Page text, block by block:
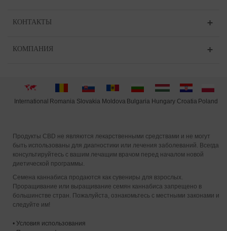
КОНТАКТЫ
КОМПАНИЯ
International Romania Slovakia Moldova Bulgaria Hungary Croatia Poland
Продукты CBD не являются лекарственными средствами и не могут
быть использованы для диагностики или лечения заболеваний. Всегда
консультируйтесь с вашим лечащим врачом перед началом новой
диетической программы.
Семена каннабиса продаются как сувениры для взрослых.
Проращивание или выращивание семян каннабиса запрещено в
большинстве стран. Пожалуйста, ознакомьтесь с местными законами и
следуйте им!
• Условия использования